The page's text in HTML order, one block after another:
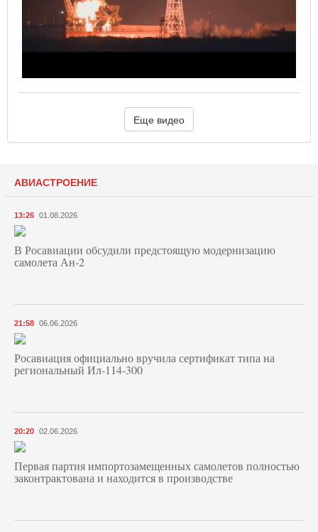
Еще видео
АВИАСТРОЕНИЕ
13:26 01.08.2026
В Росавиации обсудили предстоящую модернизацию
самолета Ан-2
21:58 06.06.2026
Росавиация официально вручила сертификат типа на
региональный Ил-114-300
20:20 02.06.2026
Первая партия импортозамещенных самолетов полностью
законтрактована и находится в производстве